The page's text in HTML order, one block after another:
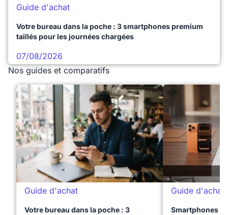
Guide d'achat
Votre bureau dans la poche : 3 smartphones premium
taillés pour les journées chargées
07/08/2026
Nos guides et comparatifs
Guide d'achat
Votre bureau dans la poche : 3
Guide d'achat
Smartphones